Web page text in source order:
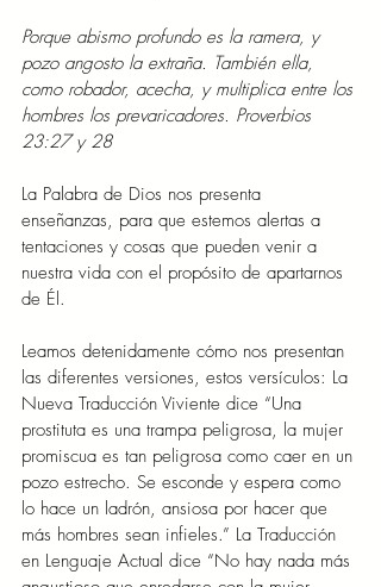
Porque abismo profundo es la ramera, y
pozo angosto la extraña. También ella,
como robador, acecha, y multiplica entre los
hombres los prevaricadores. Proverbios
23:27 y 28
La Palabra de Dios nos presenta
enseñanzas, para que estemos alertas a
tentaciones y cosas que pueden venir a
nuestra vida con el propósito de apartarnos
de Él.
Leamos detenidamente cómo nos presentan
las diferentes versiones, estos versículos: La
Nueva Traducción Viviente dice “Una
prostituta es una trampa peligrosa, la mujer
promiscua es tan peligrosa como caer en un
pozo estrecho. Se esconde y espera como
lo hace un ladrón, ansiosa por hacer que
más hombres sean infieles.” La Traducción
en Lenguaje Actual dice “No hay nada más